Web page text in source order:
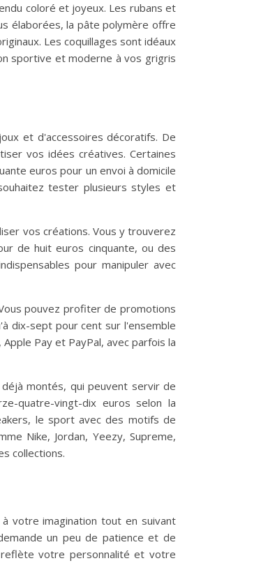
coloré et joyeux. Les rubans et
élaborées, la pâte polymère offre
Les coquillages sont idéaux
sportive et moderne à vos grigris
et d'accessoires décoratifs. De
vos idées créatives. Certaines
euros pour un envoi à domicile
tester plusieurs styles et
vos créations. Vous y trouverez
de huit euros cinquante, ou des
pour manipuler avec
pouvez profiter de promotions
dix-sept pour cent sur l'ensemble
Pay et PayPal, avec parfois la
montés, qui peuvent servir de
quatre-vingt-dix euros selon la
le sport avec des motifs de
Nike, Jordan, Yeezy, Supreme,
collections.
votre imagination tout en suivant
un peu de patience et de
votre personnalité et votre